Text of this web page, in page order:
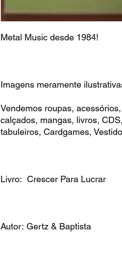
Metal Music desde 1984!
Imagens meramente
Vendemos roupas,
calçados, mangas, livros,
tabuleiros, Cardgames,
Livro: Crescer Para Lucrar
Autor: Gertz & Baptista